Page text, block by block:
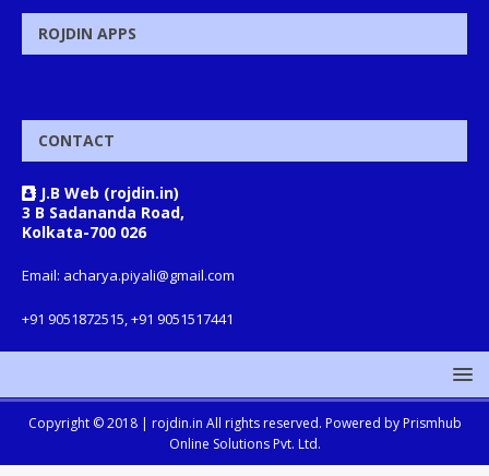
ROJDIN APPS
CONTACT
J.B Web (rojdin.in)
3 B Sadananda Road,
Kolkata-700 026
Email: acharya.piyali@gmail.com
+91 9051872515, +91 9051517441
Copyright © 2018 | rojdin.in All rights reserved. Powered by Prismhub
Online Solutions Pvt. Ltd.